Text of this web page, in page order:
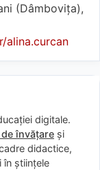
(Dâmboviţa),
alina.curcan
digitale.
învățare și
didactice,
în științele